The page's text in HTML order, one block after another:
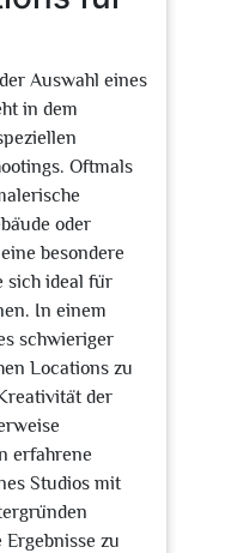
Auswahl eines
in dem
Oftmals
oder
besondere
sich ideal für
In einem
schwieriger
Locations zu
der
erfahrene
Studios mit
zu